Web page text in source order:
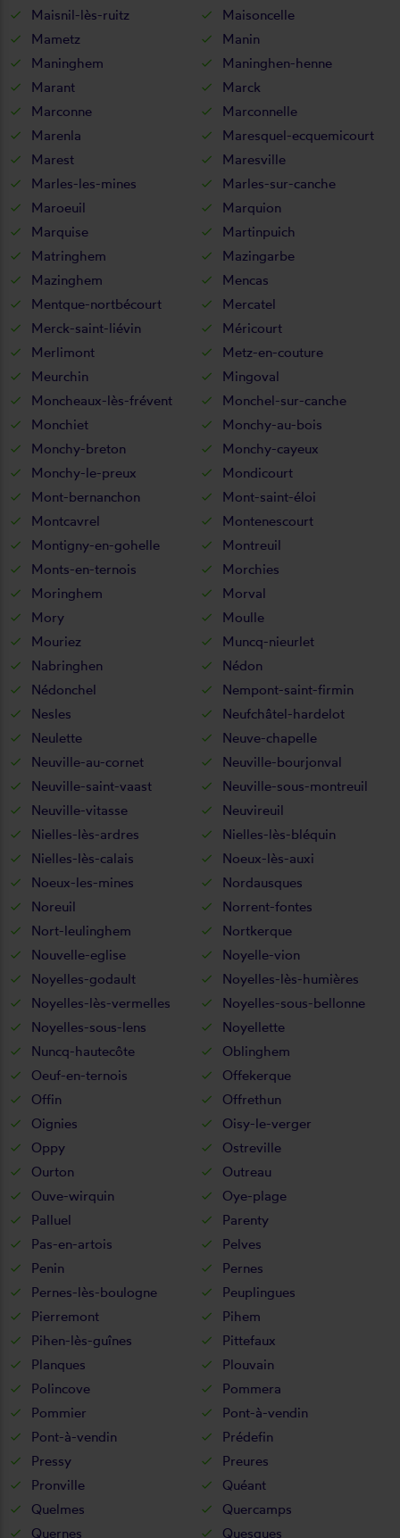
Maisnil-lès-ruitz
Maisoncelle
Mametz
Manin
Maninghem
Maninghen-henne
Marant
Marck
Marconne
Marconnelle
Marenla
Maresquel-ecquemicourt
Marest
Maresville
Marles-les-mines
Marles-sur-canche
Maroeuil
Marquion
Marquise
Martinpuich
Matringhem
Mazingarbe
Mazinghem
Mencas
Mentque-nortbécourt
Mercatel
Merck-saint-liévin
Méricourt
Merlimont
Metz-en-couture
Meurchin
Mingoval
Moncheaux-lès-frévent
Monchel-sur-canche
Monchiet
Monchy-au-bois
Monchy-breton
Monchy-cayeux
Monchy-le-preux
Mondicourt
Mont-bernanchon
Mont-saint-éloi
Montcavrel
Montenescourt
Montigny-en-gohelle
Montreuil
Monts-en-ternois
Morchies
Moringhem
Morval
Mory
Moulle
Mouriez
Muncq-nieurlet
Nabringhen
Nédon
Nédonchel
Nempont-saint-firmin
Nesles
Neufchâtel-hardelot
Neulette
Neuve-chapelle
Neuville-au-cornet
Neuville-bourjonval
Neuville-saint-vaast
Neuville-sous-montreuil
Neuville-vitasse
Neuvireuil
Nielles-lès-ardres
Nielles-lès-bléquin
Nielles-lès-calais
Noeux-lès-auxi
Noeux-les-mines
Nordausques
Noreuil
Norrent-fontes
Nort-leulinghem
Nortkerque
Nouvelle-eglise
Noyelle-vion
Noyelles-godault
Noyelles-lès-humières
Noyelles-lès-vermelles
Noyelles-sous-bellonne
Noyelles-sous-lens
Noyellette
Nuncq-hautecôte
Oblinghem
Oeuf-en-ternois
Offekerque
Offin
Offrethun
Oignies
Oisy-le-verger
Oppy
Ostreville
Ourton
Outreau
Ouve-wirquin
Oye-plage
Palluel
Parenty
Pas-en-artois
Pelves
Penin
Pernes
Pernes-lès-boulogne
Peuplingues
Pierremont
Pihem
Pihen-lès-guînes
Pittefaux
Planques
Plouvain
Polincove
Pommera
Pommier
Pont-à-vendin
Pont-à-vendin
Prédefin
Pressy
Preures
Pronville
Quéant
Quelmes
Quercamps
Quernes
Quesques